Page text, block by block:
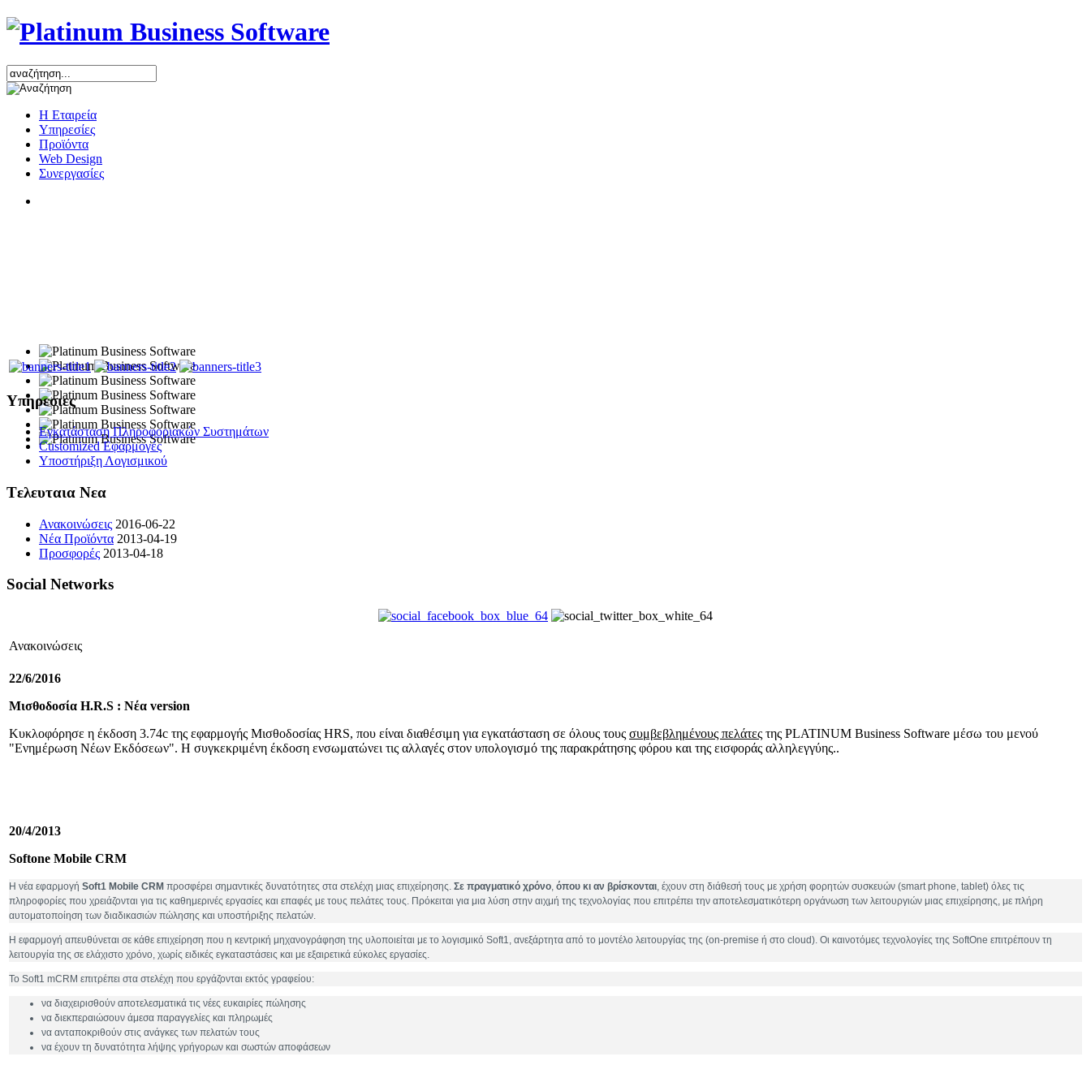
Η Εταιρεία
Υπηρεσίες
Προϊόντα
Web Design
Συνεργασίες
Υπηρεσιες
Εγκατάσταση Πληροφοριακών Συστημάτων
Customized Εφαρμογές
Υποστήριξη Λογισμικού
Tελευταια Νεα
Ανακοινώσεις 2016-06-22
Νέα Προϊόντα 2013-04-19
Προσφορές 2013-04-18
Social Networks
Ανακοινώσεις
22/6/2016
Μισθοδοσία H.R.S : Νέα version
Κυκλοφόρησε η έκδοση 3.74c της εφαρμογής Μισθοδοσίας HRS, που είναι διαθέσιμη για εγκατάσταση σε όλους τους συμβεβλημένους πελάτες της PLATINUM Business Software μέσω του μενού
"Ενημέρωση Νέων Εκδόσεων". Η συγκεκριμένη έκδοση ενσωματώνει τις αλλαγές στον υπολογισμό της παρακράτησης φόρου και της εισφοράς αλληλεγγύης..
20/4/2013
Softone Mobile CRM
Η νέα εφαρμογή Soft1 Mobile CRM προσφέρει σημαντικές δυνατότητες στα στελέχη μιας επιχείρησης. Σε πραγματικό χρόνο, όπου κι αν βρίσκονται, έχουν στη διάθεσή τους με χρήση φορητών συσκευών (smart phone, tablet) όλες τις
πληροφορίες που χρειάζονται για τις καθημερινές εργασίες και επαφές με τους πελάτες τους. Πρόκειται για μια λύση στην αιχμή της τεχνολογίας που επιτρέπει την αποτελεσματικότερη οργάνωση των λειτουργιών μιας επιχείρησης, με πλήρη
αυτοματοποίηση των διαδικασιών πώλησης και υποστήριξης πελατών.
Η εφαρμογή απευθύνεται σε κάθε επιχείρηση που η κεντρική μηχανογράφηση της υλοποιείται με το λογισμικό Soft1, ανεξάρτητα από το μοντέλο λειτουργίας της (on-premise ή στο cloud). Οι καινοτόμες τεχνολογίες της SoftOne επιτρέπουν τη
λειτουργία της σε ελάχιστο χρόνο, χωρίς ειδικές εγκαταστάσεις και με εξαιρετικά εύκολες εργασίες.
Το Soft1 mCRM επιτρέπει στα στελέχη που εργάζονται εκτός γραφείου:
να διαχειρισθούν αποτελεσματικά τις νέες ευκαιρίες πώλησης
να διεκπεραιώσουν άμεσα παραγγελίες και πληρωμές
να ανταποκριθούν στις ανάγκες των πελατών τους
να έχουν τη δυνατότητα λήψης γρήγορων και σωστών αποφάσεων